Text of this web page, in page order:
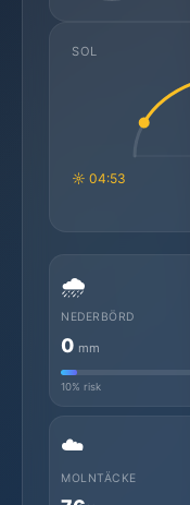
SOL
☼ 04:53
🌧️
NEDERBÖRD
0 mm
10% risk
☁️
MOLNTÄCKE